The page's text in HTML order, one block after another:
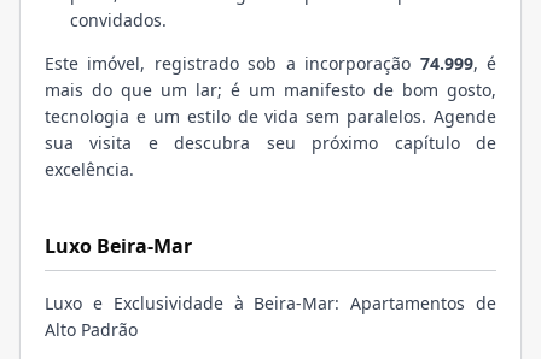
convidados.
Este imóvel, registrado sob a incorporação 74.999, é
mais do que um lar; é um manifesto de bom gosto,
tecnologia e um estilo de vida sem paralelos. Agende
sua visita e descubra seu próximo capítulo de
excelência.
Luxo Beira-Mar
Luxo e Exclusividade à Beira-Mar: Apartamentos de
Alto Padrão